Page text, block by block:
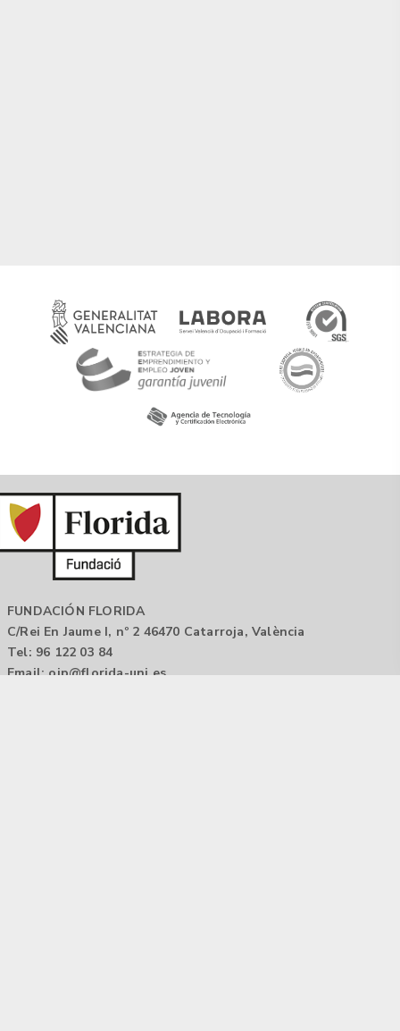
FUNDACIÓN FLORIDA
C/Rei En Jaume I, nº 2 46470 Catarroja, València
Tel: 96 122 03 84
Email: oip@florida-uni.es